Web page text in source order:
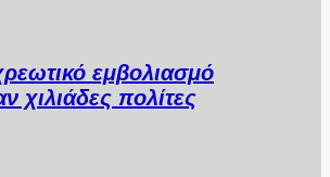
εμβολιασμό
χιλιάδες πολίτες